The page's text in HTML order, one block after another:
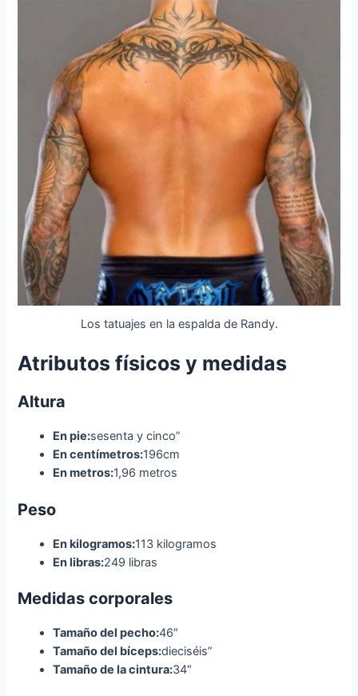
Los tatuajes en la espalda de Randy.
Atributos físicos y medidas
Altura
En pie:sesenta y cinco”
En centímetros:196cm
En metros:1,96 metros
Peso
En kilogramos:113 kilogramos
En libras:249 libras
Medidas corporales
Tamaño del pecho:46″
Tamaño del bíceps:dieciséis”
Tamaño de la cintura:34″